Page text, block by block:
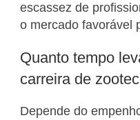
escassez de
o mercado favorável
Quanto tempo
carreira de
Depende do